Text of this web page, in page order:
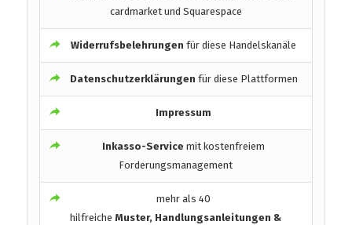
cardmarket und Squarespace
Widerrufsbelehrungenfür diese Handelskanäle
Datenschutzerklärungen für diese Plattformen
Impressum
Inkasso-Service mit kostenfreiem
Forderungsmanagement
mehr als 40
hilfreicheMuster, Handlungsanleitungen &